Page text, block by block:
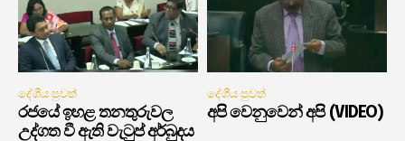
දේශීය පුවත්
රජයේ ඉහළ තනතුරුවල
උද්ගත වී ඇති වැටුප් අර්බුදය
දේශීය පුවත්
අපි වෙනුවෙන් අපි (VIDEO)